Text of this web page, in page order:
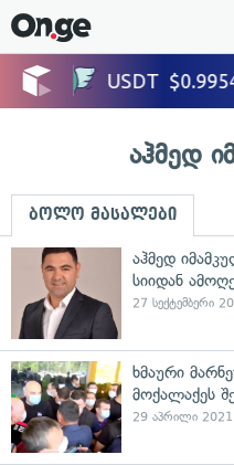
აჰმედ
ბოლო მასალები
აჰმედ
სიიდან
27 სექტემბერი
ხმაური
მოქალაქეს
29 აპრილი